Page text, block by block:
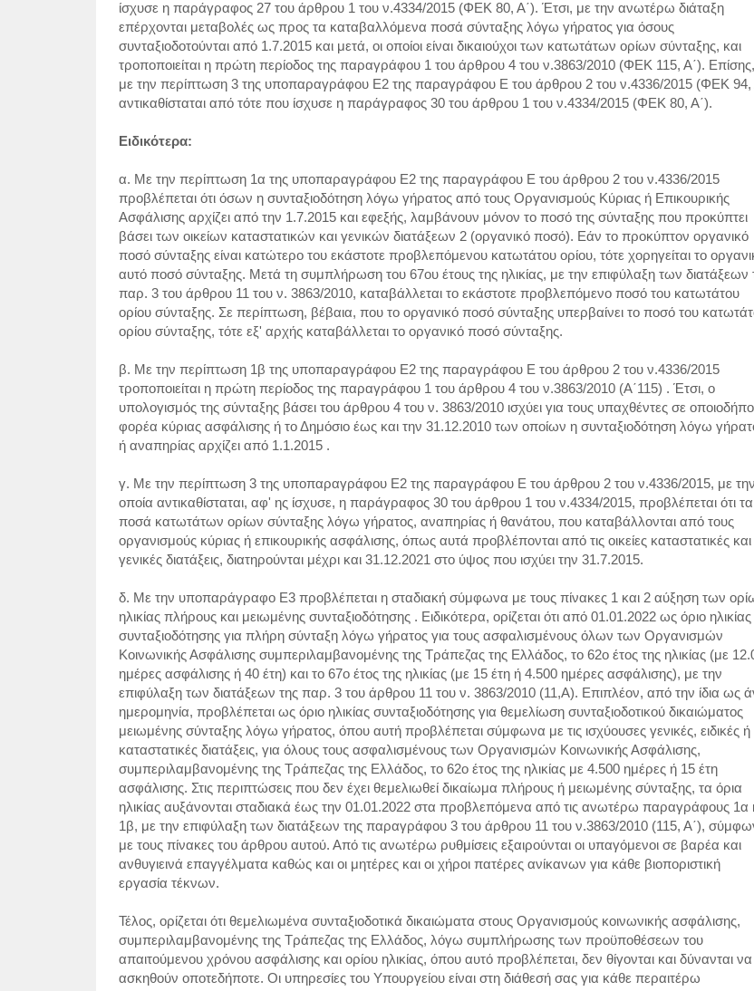
ίσχυσε η παράγραφος 27 του άρθρου 1 του ν.4334/2015 (ΦΕΚ 80, Α΄). Έτσι, με την ανωτέρω διάταξη
επέρχονται μεταβολές ως προς τα καταβαλλόμενα ποσά σύνταξης λόγω γήρατος για όσους
συνταξιοδοτούνται από 1.7.2015 και μετά, οι οποίοι είναι δικαιούχοι των κατωτάτων ορίων σύνταξης, και
τροποποιείται η πρώτη περίοδος της παραγράφου 1 του άρθρου 4 του ν.3863/2010 (ΦΕΚ 115, Α΄). Επίσης,
με την περίπτωση 3 της υποπαραγράφου Ε2 της παραγράφου Ε του άρθρου 2 του ν.4336/2015 (ΦΕΚ 94,
αντικαθίσταται από τότε που ίσχυσε η παράγραφος 30 του άρθρου 1 του ν.4334/2015 (ΦΕΚ 80, Α΄).
Ειδικότερα:
α. Με την περίπτωση 1α της υποπαραγράφου Ε2 της παραγράφου Ε του άρθρου 2 του ν.4336/2015
προβλέπεται ότι όσων η συνταξιοδότηση λόγω γήρατος από τους Οργανισμούς Κύριας ή Επικουρικής
Ασφάλισης αρχίζει από την 1.7.2015 και εφεξής, λαμβάνουν μόνον το ποσό της σύνταξης που προκύπτει
βάσει των οικείων καταστατικών και γενικών διατάξεων 2 (οργανικό ποσό). Εάν το προκύπτον οργανικό
ποσό σύνταξης είναι κατώτερο του εκάστοτε προβλεπόμενου κατωτάτου ορίου, τότε χορηγείται το
αυτό ποσό σύνταξης. Μετά τη συμπλήρωση του 67ου έτους της ηλικίας, με την επιφύλαξη των διατάξεων
παρ. 3 του άρθρου 11 του ν. 3863/2010, καταβάλλεται το εκάστοτε προβλεπόμενο ποσό του κατωτάτου
ορίου σύνταξης. Σε περίπτωση, βέβαια, που το οργανικό ποσό σύνταξης υπερβαίνει το ποσό του
ορίου σύνταξης, τότε εξ' αρχής καταβάλλεται το οργανικό ποσό σύνταξης.
β. Με την περίπτωση 1β της υποπαραγράφου Ε2 της παραγράφου Ε του άρθρου 2 του ν.4336/2015
τροποποιείται η πρώτη περίοδος της παραγράφου 1 του άρθρου 4 του ν.3863/2010 (Α΄115) . Έτσι, ο
υπολογισμός της σύνταξης βάσει του άρθρου 4 του ν. 3863/2010 ισχύει για τους υπαχθέντες σε
φορέα κύριας ασφάλισης ή το Δημόσιο έως και την 31.12.2010 των οποίων η συνταξιοδότηση λόγω
ή αναπηρίας αρχίζει από 1.1.2015 .
γ. Με την περίπτωση 3 της υποπαραγράφου Ε2 της παραγράφου Ε του άρθρου 2 του ν.4336/2015, με την
οποία αντικαθίσταται, αφ' ης ίσχυσε, η παράγραφος 30 του άρθρου 1 του ν.4334/2015, προβλέπεται ότι τα
ποσά κατωτάτων ορίων σύνταξης λόγω γήρατος, αναπηρίας ή θανάτου, που καταβάλλονται από τους
οργανισμούς κύριας ή επικουρικής ασφάλισης, όπως αυτά προβλέπονται από τις οικείες καταστατικές και
γενικές διατάξεις, διατηρούνται μέχρι και 31.12.2021 στο ύψος που ισχύει την 31.7.2015.
δ. Με την υποπαράγραφο Ε3 προβλέπεται η σταδιακή σύμφωνα με τους πίνακες 1 και 2 αύξηση των
ηλικίας πλήρους και μειωμένης συνταξιοδότησης . Ειδικότερα, ορίζεται ότι από 01.01.2022 ως όριο ηλικίας
συνταξιοδότησης για πλήρη σύνταξη λόγω γήρατος για τους ασφαλισμένους όλων των Οργανισμών
Κοινωνικής Ασφάλισης συμπεριλαμβανομένης της Τράπεζας της Ελλάδος, το 62ο έτος της ηλικίας (με
ημέρες ασφάλισης ή 40 έτη) και το 67ο έτος της ηλικίας (με 15 έτη ή 4.500 ημέρες ασφάλισης), με την
επιφύλαξη των διατάξεων της παρ. 3 του άρθρου 11 του ν. 3863/2010 (11,Α). Επιπλέον, από την ίδια ως
ημερομηνία, προβλέπεται ως όριο ηλικίας συνταξιοδότησης για θεμελίωση συνταξιοδοτικού δικαιώματος
μειωμένης σύνταξης λόγω γήρατος, όπου αυτή προβλέπεται σύμφωνα με τις ισχύουσες γενικές, ειδικές ή
καταστατικές διατάξεις, για όλους τους ασφαλισμένους των Οργανισμών Κοινωνικής Ασφάλισης,
συμπεριλαμβανομένης της Τράπεζας της Ελλάδος, το 62ο έτος της ηλικίας με 4.500 ημέρες ή 15 έτη
ασφάλισης. Στις περιπτώσεις που δεν έχει θεμελιωθεί δικαίωμα πλήρους ή μειωμένης σύνταξης, τα όρια
ηλικίας αυξάνονται σταδιακά έως την 01.01.2022 στα προβλεπόμενα από τις ανωτέρω παραγράφους 1α
1β, με την επιφύλαξη των διατάξεων της παραγράφου 3 του άρθρου 11 του ν.3863/2010 (115, Α΄),
με τους πίνακες του άρθρου αυτού. Από τις ανωτέρω ρυθμίσεις εξαιρούνται οι υπαγόμενοι σε βαρέα και
ανθυγιεινά επαγγέλματα καθώς και οι μητέρες και οι χήροι πατέρες ανίκανων για κάθε βιοποριστική
εργασία τέκνων.
Τέλος, ορίζεται ότι θεμελιωμένα συνταξιοδοτικά δικαιώματα στους Οργανισμούς κοινωνικής ασφάλισης,
συμπεριλαμβανομένης της Τράπεζας της Ελλάδος, λόγω συμπλήρωσης των προϋποθέσεων του
απαιτούμενου χρόνου ασφάλισης και ορίου ηλικίας, όπου αυτό προβλέπεται, δεν θίγονται και δύνανται να
ασκηθούν οποτεδήποτε. Οι υπηρεσίες του Υπουργείου είναι στη διάθεσή σας για κάθε περαιτέρω